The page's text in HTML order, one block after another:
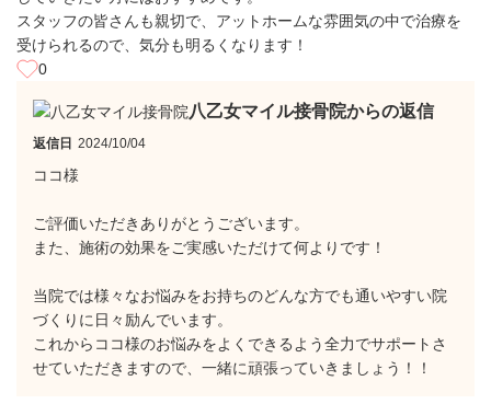
スタッフの皆さんも親切で、アットホームな雰囲気の中で治療を
受けられるので、気分も明るくなります！
0
八乙女マイル接骨院からの返信
返信日 2024/10/04
ココ様
ご評価いただきありがとうございます。
また、施術の効果をご実感いただけて何よりです！
当院では様々なお悩みをお持ちのどんな方でも通いやすい院
づくりに日々励んでいます。
これからココ様のお悩みをよくできるよう全力でサポートさ
せていただきますので、一緒に頑張っていきましょう！！